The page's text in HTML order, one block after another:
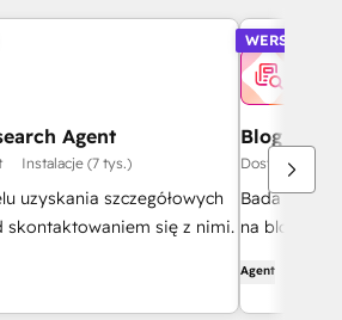
Agent
Instalacje (7 tys.)
uzyskania szczegółowych
skontaktowaniem się z nimi.
WERSJA
Blog
Dostawca:
Bada
na blogu.
Agent